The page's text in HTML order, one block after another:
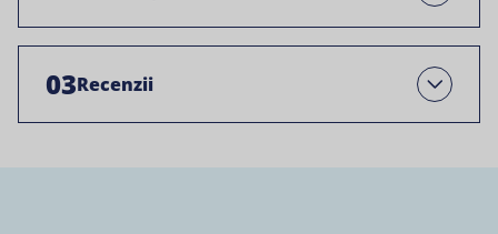
03Recenzii Open